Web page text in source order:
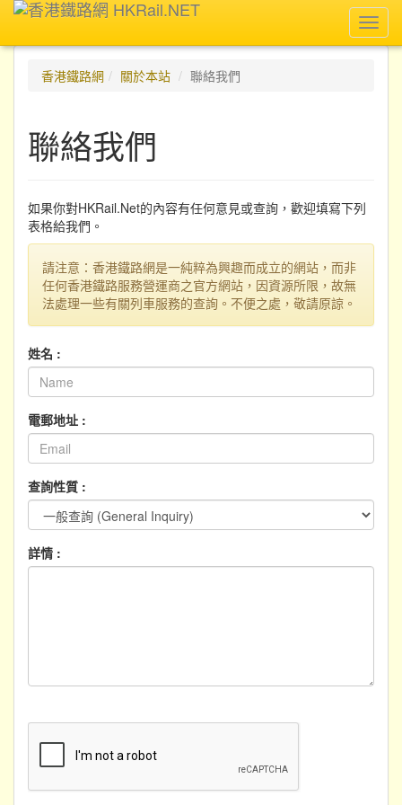
香港鐵路網
關於本站 聯絡我們
聯絡我們
如果你對HKRail.Net的內容有任何意見或查詢，歡迎填寫下列
表格給我們。
請注意：香港鐵路網是一純粹為興趣而成立的網站，而非
任何香港鐵路服務營運商之官方網站，因資源所限，故無
法處理一些有關列車服務的查詢。不便之處，敬請原諒。
姓名 :
電郵地址 :
查詢性質 :
詳情 :